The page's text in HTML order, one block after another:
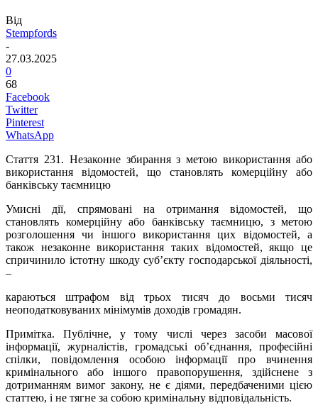
Від
Stempfords
-
27.03.2025
0
68
Facebook
Twitter
Pinterest
WhatsApp
Стаття 231. Незаконне збирання з метою використання або
використання відомостей, що становлять комерційну або
банківську таємницю
Умисні дії, спрямовані на отримання відомостей, що
становлять комерційну або банківську таємницю, з метою
розголошення чи іншого використання цих відомостей, а
також незаконне використання таких відомостей, якщо це
спричинило істотну шкоду суб’єкту господарської діяльності,
–
караються штрафом від трьох тисяч до восьми тисяч
неоподатковуваних мінімумів доходів громадян.
Примітка. Публічне, у тому числі через засоби масової
інформації, журналістів, громадські об’єднання, професійні
спілки, повідомлення особою інформації про вчинення
кримінального або іншого правопорушення, здійснене з
дотриманням вимог закону, не є діями, передбаченими цією
статтею, і не тягне за собою кримінальну відповідальність.